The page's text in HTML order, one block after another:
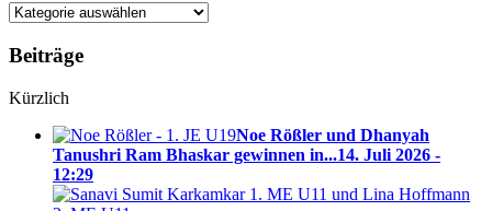
Blog-
Beiträge
Kürzlich
Noe Rößler und Dhanyah
Tanushri Ram Bhaskar gewinnen in...14. Juli 2026 -
12:29